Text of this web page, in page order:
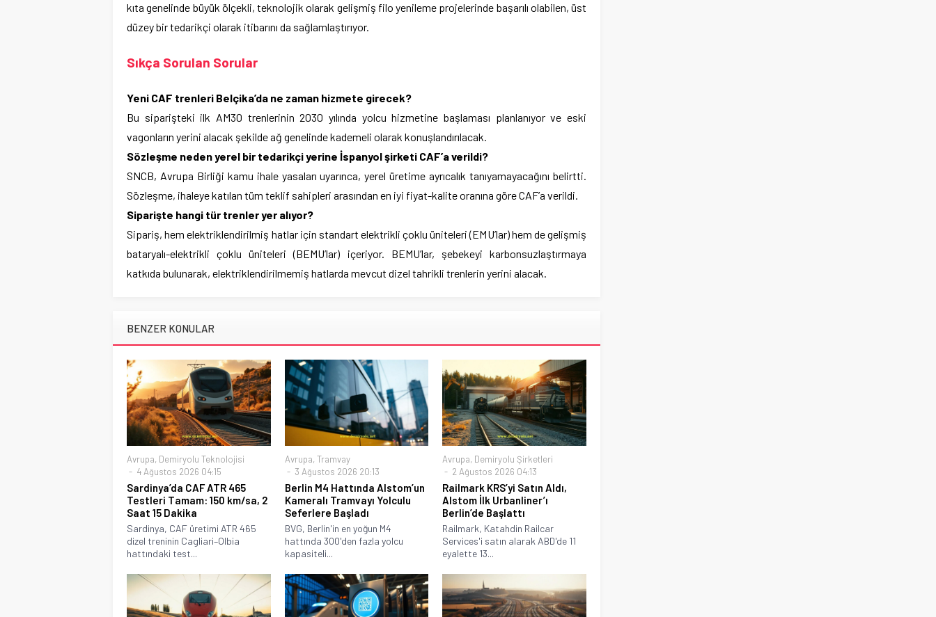
kıta genelinde büyük ölçekli, teknolojik olarak gelişmiş filo yenileme projelerinde başarılı olabilen, üst
düzey bir tedarikçi olarak itibarını da sağlamlaştırıyor.
Sıkça Sorulan Sorular
Yeni CAF trenleri Belçika’da ne zaman hizmete girecek?
Bu siparişteki ilk AM30 trenlerinin 2030 yılında yolcu hizmetine başlaması planlanıyor ve eski
vagonların yerini alacak şekilde ağ genelinde kademeli olarak konuşlandırılacak.
Sözleşme neden yerel bir tedarikçi yerine İspanyol şirketi CAF’a verildi?
SNCB, Avrupa Birliği kamu ihale yasaları uyarınca, yerel üretime ayrıcalık tanıyamayacağını belirtti.
Sözleşme, ihaleye katılan tüm teklif sahipleri arasından en iyi fiyat-kalite oranına göre CAF’a verildi.
Siparişte hangi tür trenler yer alıyor?
Sipariş, hem elektriklendirilmiş hatlar için standart elektrikli çoklu üniteleri (EMU’lar) hem de gelişmiş
bataryalı-elektrikli çoklu üniteleri (BEMU’lar) içeriyor. BEMU’lar, şebekeyi karbonsuzlaştırmaya
katkıda bulunarak, elektriklendirilmemiş hatlarda mevcut dizel tahrikli trenlerin yerini alacak.
BENZER KONULAR
Avrupa, Demiryolu Teknolojisi
4 Ağustos 2026 04:15
Sardinya’da CAF ATR 465
Testleri Tamam: 150 km/sa, 2
Saat 15 Dakika
Sardinya, CAF üretimi ATR 465
dizel treninin Cagliari–Olbia
hattındaki test...
Avrupa, Tramvay
3 Ağustos 2026 20:13
Berlin M4 Hattında Alstom’un
Kameralı Tramvayı Yolculu
Seferlere Başladı
BVG, Berlin'in en yoğun M4
hattında 300'den fazla yolcu
kapasiteli...
Avrupa, Demiryolu Şirketleri
2 Ağustos 2026 04:13
Railmark KRS’yi Satın Aldı,
Alstom İlk Urbanliner’ı
Berlin’de Başlattı
Railmark, Katahdin Railcar
Services'i satın alarak ABD'de 11
eyalette 13...